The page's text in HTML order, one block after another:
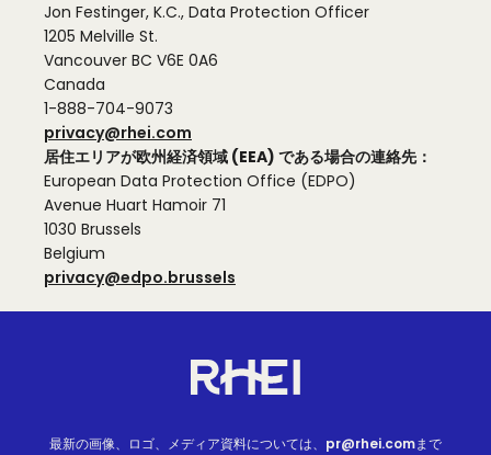
Jon Festinger, K.C., Data Protection Officer
1205 Melville St.
Vancouver BC V6E 0A6
Canada
1-888-704-9073
privacy@rhei.com
居住エリアが欧州経済領域 (EEA) である場合の連絡先：
European Data Protection Office (EDPO)
Avenue Huart Hamoir 71
1030 Brussels
Belgium
privacy@edpo.brussels
最新の画像、ロゴ、メディア資料については、 pr@rhei.comまで